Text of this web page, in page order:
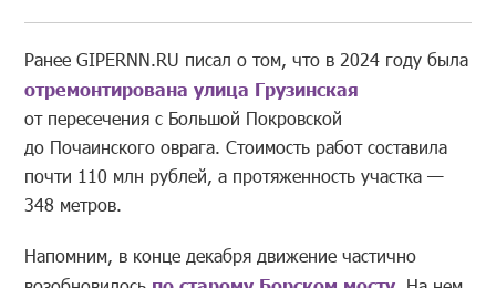
Ранее GIPERNN.RU писал о том, что в 2024 году была
отремонтирована улица Грузинская
от пересечения с Большой Покровской
до Почаинского оврага. Стоимость работ составила
почти 110 млн рублей, а протяженность участка —
348 метров.
Напомним, в конце декабря движение частично